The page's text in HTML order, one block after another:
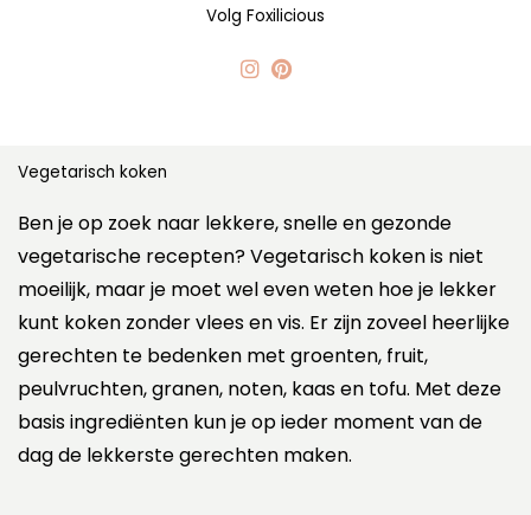
Volg Foxilicious
Vegetarisch koken
Ben je op zoek naar lekkere, snelle en gezonde
vegetarische recepten? Vegetarisch koken is niet
moeilijk, maar je moet wel even weten hoe je lekker
kunt koken zonder vlees en vis. Er zijn zoveel heerlijke
gerechten te bedenken met groenten, fruit,
peulvruchten, granen, noten, kaas en tofu. Met deze
basis ingrediënten kun je op ieder moment van de
dag de lekkerste gerechten maken.